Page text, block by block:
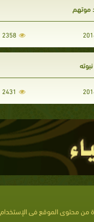
موتهم
2358
2431
من محتوى الموقع فى الإستخدام